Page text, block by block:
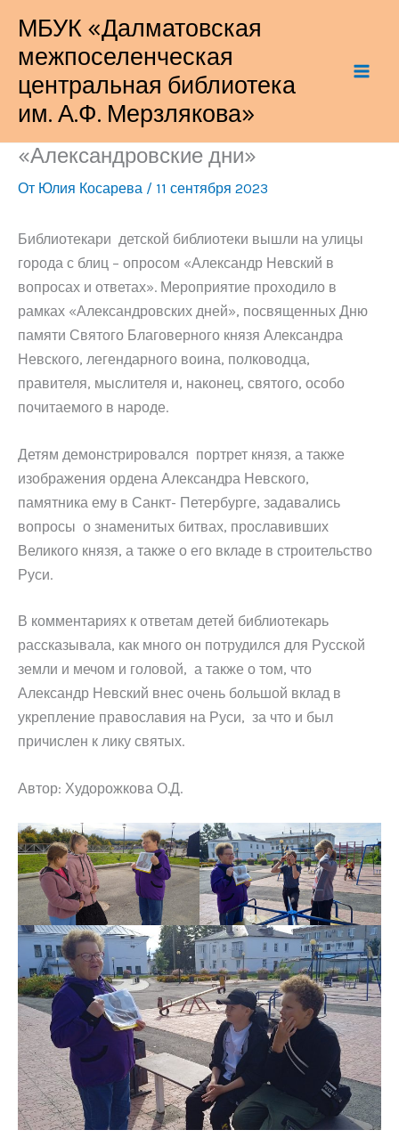
содержимому
МБУК «Далматовская
межпоселенческая
центральная библиотека
им. А.Ф. Мерзлякова»
«Александровские дни»
От Юлия Косарева / 11 сентября 2023
Библиотекари детской библиотеки вышли на улицы
города с блиц – опросом «Александр Невский в
вопросах и ответах». Мероприятие проходило в
рамках «Александровских дней», посвященных Дню
памяти Святого Благоверного князя Александра
Невского, легендарного воина, полководца,
правителя, мыслителя и, наконец, святого, особо
почитаемого в народе.
Детям демонстрировался портрет князя, а также
изображения ордена Александра Невского,
памятника ему в Санкт- Петербурге, задавались
вопросы о знаменитых битвах, прославивших
Великого князя, а также о его вкладе в строительство
Руси.
В комментариях к ответам детей библиотекарь
рассказывала, как много он потрудился для Русской
земли и мечом и головой, а также о том, что
Александр Невский внес очень большой вклад в
укрепление православия на Руси, за что и был
причислен к лику святых.
Автор: Худорожкова О.Д.